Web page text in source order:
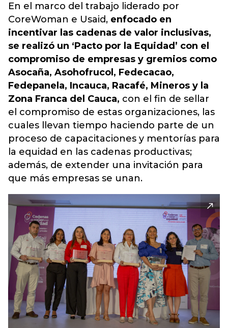
En el marco del trabajo liderado por
CoreWoman e Usaid, enfocado en
incentivar las cadenas de valor inclusivas,
se realizó un ‘Pacto por la Equidad’ con el
compromiso de empresas y gremios como
Asocaña, Asohofrucol, Fedecacao,
Fedepanela, Incauca, Racafé, Mineros y la
Zona Franca del Cauca, con el fin de sellar
el compromiso de estas organizaciones, las
cuales llevan tiempo haciendo parte de un
proceso de capacitaciones y mentorías para
la equidad en las cadenas productivas;
además, de extender una invitación para
que más empresas se unan.